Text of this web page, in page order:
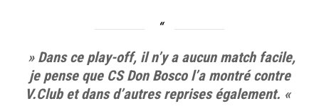
» Dans ce play-off, il n’y a aucun match facile,
je pense que CS Don Bosco l’a montré contre
V.Club et dans d’autres reprises également. «